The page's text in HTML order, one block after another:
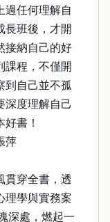
任何理解自
長班後，才開
接納自己的好
課程，不僅開
到自己並不孤
深度理解自己
書！
萍
貫穿全書，透
理學與實務案
深處，燃起一